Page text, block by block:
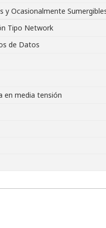
y Ocasionalmente
Tipo Network
de Datos
en media tensión